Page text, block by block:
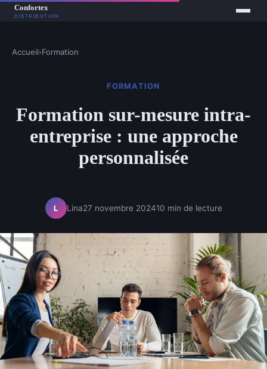
Accueil›Formation
FORMATION
Formation sur-mesure intra-
entreprise : une approche
personnalisée
L Lina27 novembre 202410 min de lecture